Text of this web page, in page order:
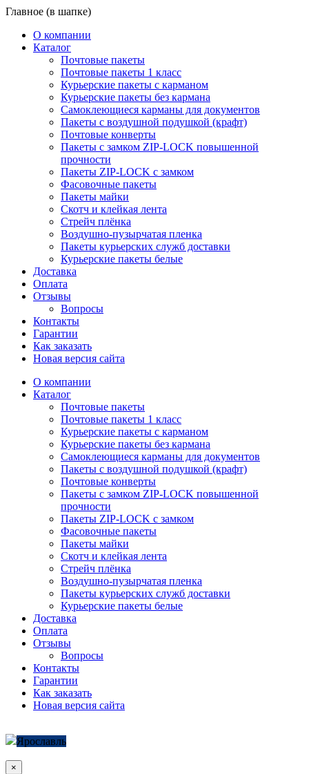
Главное (в шапке)
О компании
Каталог
Почтовые пакеты
Почтовые пакеты 1 класс
Курьерские пакеты с карманом
Курьерские пакеты без кармана
Самоклеющиеся карманы для документов
Пакеты с воздушной подушкой (крафт)
Почтовые конверты
Пакеты с замком ZIP-LOCK повышенной
прочности
Пакеты ZIP-LOCK с замком
Фасовочные пакеты
Пакеты майки
Скотч и клейкая лента
Стрейч плёнка
Воздушно-пузырчатая пленка
Пакеты курьерских служб доставки
Курьерские пакеты белые
Доставка
Оплата
Отзывы
Вопросы
Контакты
Гарантии
Как заказать
Новая версия сайта
О компании
Каталог
Почтовые пакеты
Почтовые пакеты 1 класс
Курьерские пакеты с карманом
Курьерские пакеты без кармана
Самоклеющиеся карманы для документов
Пакеты с воздушной подушкой (крафт)
Почтовые конверты
Пакеты с замком ZIP-LOCK повышенной
прочности
Пакеты ZIP-LOCK с замком
Фасовочные пакеты
Пакеты майки
Скотч и клейкая лента
Стрейч плёнка
Воздушно-пузырчатая пленка
Пакеты курьерских служб доставки
Курьерские пакеты белые
Доставка
Оплата
Отзывы
Вопросы
Контакты
Гарантии
Как заказать
Новая версия сайта
Ярославль
×